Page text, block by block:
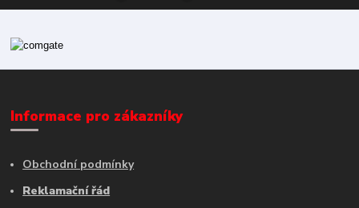
Informace pro zákazníky
Obchodní podmínky
Reklamační řád